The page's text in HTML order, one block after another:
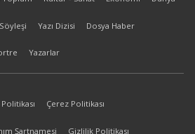
Söyleşi Yazı Dizisi Dosya Haber
Yazarlar
Çerez Politikası
Şartnamesi Gizlilik Politikası